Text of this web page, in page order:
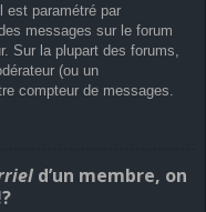
est paramétré par
messages sur le forum
Sur la plupart des forums,
(ou un
compteur de messages.
d’un membre, on